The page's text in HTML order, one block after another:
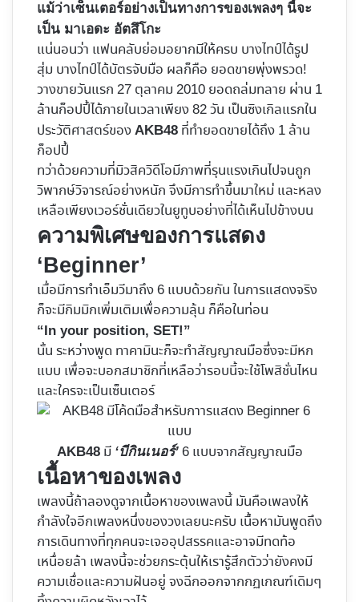
แม้ว่าเซ็นเตอร์อย่างเป็นทางการของเพลงๆ นี้จะ
เป็น มาเอดะ อัตสึโกะ
แน่นอนว่า แฟนคลับย่อมอยากมีให้ครบ บางไทป์ได้รูป
สุ่ม บางไทป์ได้บัตรจับมือ ผลก็คือ ยอดขายพุ่งพรวด!
วางขายวันแรก 27 ตุลาคม 2010 ยอดถล่มทลาย ผ่าน 1
ล้านก็อปปี้ได้ภายในเวลาเพียง 82 วัน เป็นซิงเกิลแรกใน
ประวัติศาสตร์ของ AKB48 ที่ทำยอดขายได้ถึง 1 ล้าน
ก็อปปี้
ทว่าด้วยความที่มิวสิควิดีโอมีภาพที่รุนแรงเกินไปจนถูก
วิพากษ์วิจารณ์อย่างหนัก จึงมีการทำขึ้นมาใหม่ และหลง
เหลือเพียงเวอร์ชั่นเดียวในยูทูบอย่างที่ได้เห็นไปข้างบน
ความพิเศษของการแสดง
‘Beginner’
เมื่อมีการทำเอ็มวีมาถึง 6 แบบด้วยกัน ในการแสดงจริง
ก็จะมีกิมมิกเพิ่มเติมเพื่อความลุ้น ก็คือในท่อน
“In your position, SET!”
นั้น ระหว่างพูด ทาคามินะก็จะทำสัญญาณมือซึ่งจะมีหก
แบบ เพื่อจะบอกสมาชิกที่เหลือว่ารอบนี้จะใช้โพสิชั่นไหน
และใครจะเป็นเซ็นเตอร์
AKB48มี ‘บีกินเนอร์’6 แบบจากสัญญาณมือ
เนื้อหาของเพลง
เพลงนี้ถ้าลองดูจากเนื้อหาของเพลงนี้ มันคือเพลงให้
กำลังใจอีกเพลงหนึ่งของวงเลยนะครับ เนื้อหามันพูดถึง
การเดินทางที่ทุกคนจะเจออุปสรรคและอาจมีทดท้อ
เหนื่อยล้า เพลงนี้จะช่วยกระตุ้นให้เรารู้สึกตัวว่ายังคงมี
ความเชื่อและความฝันอยู่ จงฉีกออกจากกฏเกณฑ์เดิมๆ